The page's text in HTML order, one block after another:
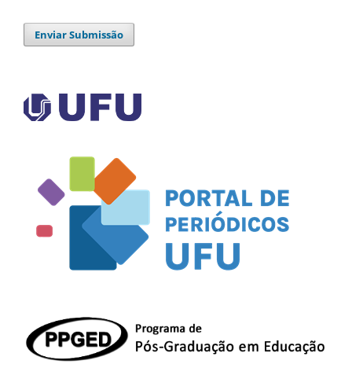
Enviar Submissão